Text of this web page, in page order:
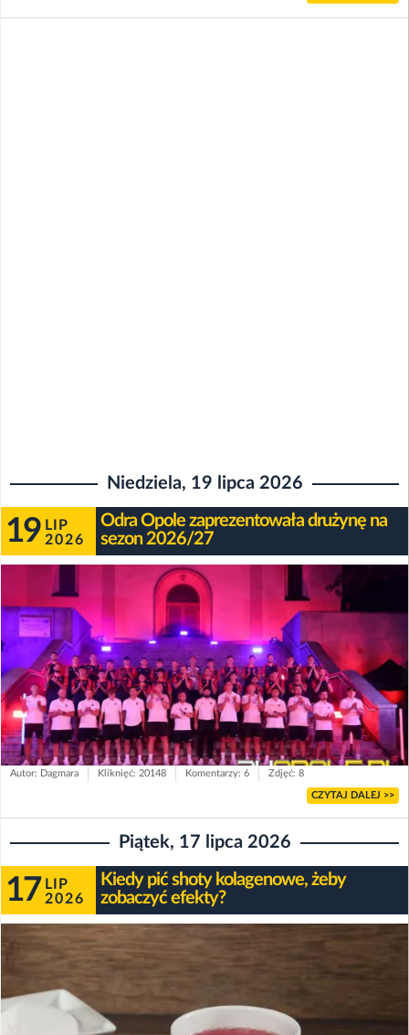
Niedziela, 19 lipca 2026
19 LIP
2026
Odra Opole zaprezentowała drużynę na
sezon 2026/27
Autor: Dagmara Kliknięć: 20148 Komentarzy: 6 Zdjęć: 8
CZYTAJ DALEJ >>
Piątek, 17 lipca 2026
17 LIP
2026
Kiedy pić shoty kolagenowe, żeby
zobaczyć efekty?